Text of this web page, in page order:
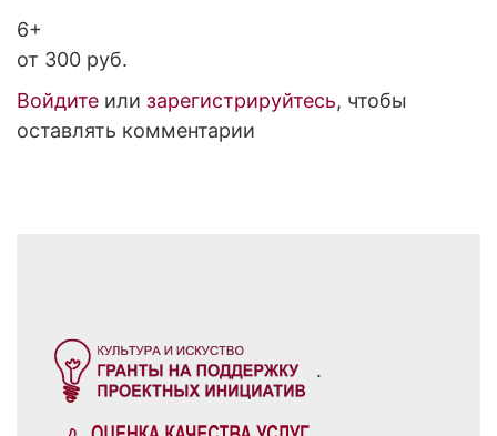
6+
от 300 руб.
Войдите или зарегистрируйтесь, чтобы
оставлять комментарии
.